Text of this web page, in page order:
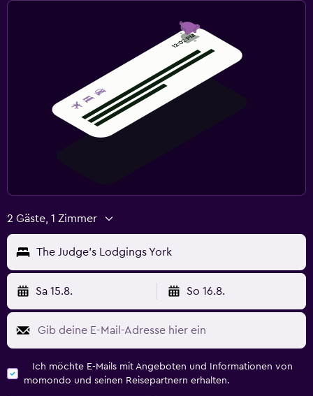
2 Gäste, 1 Zimmer
The Judge's Lodgings York
Sa 15.8. So 16.8.
Ich möchte E-Mails mit Angeboten und Informationen von
momondo und seinen Reisepartnern erhalten.